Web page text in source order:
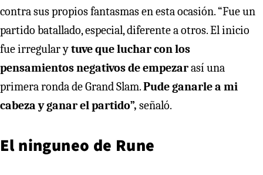
contra sus propios fantasmas en esta ocasión. “Fue un
partido batallado, especial, diferente a otros. El inicio
fue irregular ytuve que luchar con los
pensamientos negativos de empezarasí una
primera ronda de Grand Slam.Pude ganarle a mi
cabeza y ganar el partido”, señaló.
El ninguneo de Rune